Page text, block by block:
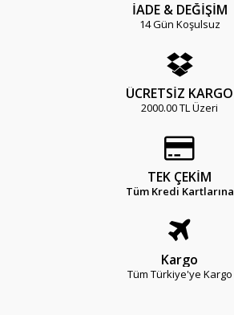
İADE & DEĞİŞİM
14 Gün Koşulsuz
ÜCRETSİZ KARGO
2000.00 TL Üzeri
TEK ÇEKİM
Tüm Kredi Kartlarına
Kargo
Tüm Türkiye'ye Kargo